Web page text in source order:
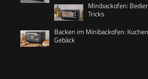
Minibackofen:
Tricks
Backen im Minibackofen:
Gebäck